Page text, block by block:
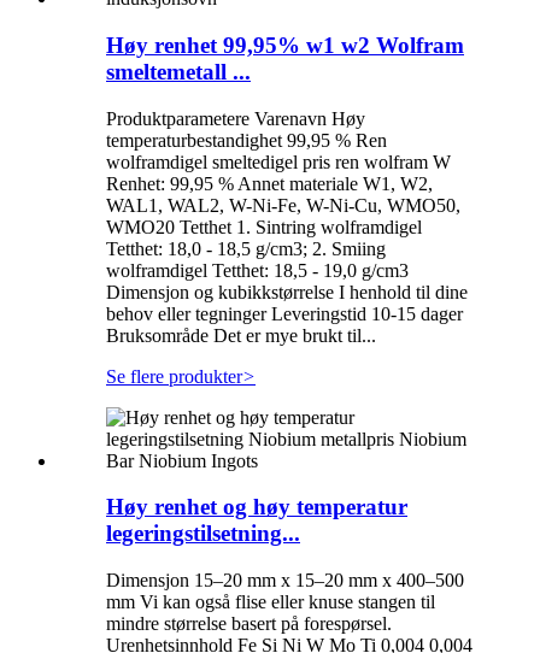
Høy renhet 99,95% w1 w2 Wolfram
smeltemetall ...
Produktparametere Varenavn Høy
temperaturbestandighet 99,95 % Ren
wolframdigel smeltedigel pris ren wolfram W
Renhet: 99,95 % Annet materiale W1, W2,
WAL1, WAL2, W-Ni-Fe, W-Ni-Cu, WMO50,
WMO20 Tetthet 1. Sintring wolframdigel
Tetthet: 18,0 - 18,5 g/cm3; 2. Smiing
wolframdigel Tetthet: 18,5 - 19,0 g/cm3
Dimensjon og kubikkstørrelse I henhold til dine
behov eller tegninger Leveringstid 10-15 dager
Bruksområde Det er mye brukt til...
Se flere produkter>
Høy renhet og høy temperatur
legeringstilsetning...
Dimensjon 15–20 mm x 15–20 mm x 400–500
mm Vi kan også flise eller knuse stangen til
mindre størrelse basert på forespørsel.
Urenhetsinnhold Fe Si Ni W Mo Ti 0,004 0,004